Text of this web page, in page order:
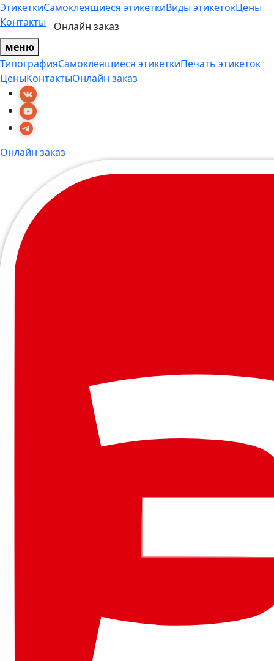
ЭтикеткиСамоклеящиеся этикеткиВиды этикетокЦены
Контакты
Онлайн заказ
меню
ТипографияСамоклеящиеся этикеткиПечать этикеток
ЦеныКонтактыОнлайн заказ
Онлайн заказ